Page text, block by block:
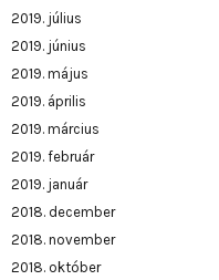
2019. július
2019. június
2019. május
2019. április
2019. március
2019. február
2019. január
2018. december
2018. november
2018. október